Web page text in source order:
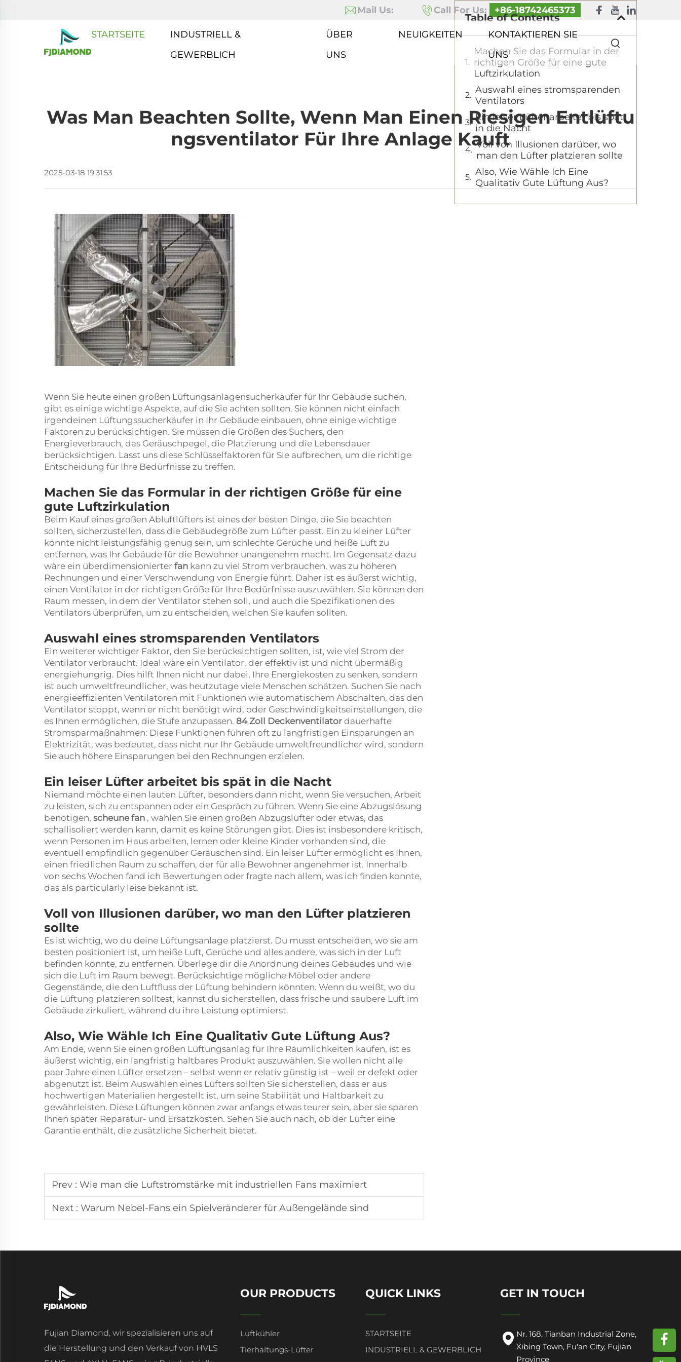
Mail Us: Call For Us: +86-18742465373
STARTSEITE
INDUSTRIELL &
GEWERBLICH
ÜBER
UNS
NEUIGKEITEN
KONTAKTIEREN SIE
UNS
Was Man Beachten Sollte, Wenn Man Einen Riesigen Entlüftu
Ngsventilator Für Ihre Anlage Kauft
2025-03-18 19:31:53
Wenn Sie heute einen großen Lüftungsanlagensucherkäufer für Ihr Gebäude suchen,
gibt es einige wichtige Aspekte, auf die Sie achten sollten. Sie können nicht einfach
irgendeinen Lüftungssucherkäufer in Ihr Gebäude einbauen, ohne einige wichtige
Faktoren zu berücksichtigen. Sie müssen die Größen des Suchers, den
Energieverbrauch, das Geräuschpegel, die Platzierung und die Lebensdauer
berücksichtigen. Lasst uns diese Schlüsselfaktoren für Sie aufbrechen, um die richtige
Entscheidung für Ihre Bedürfnisse zu treffen.
Machen Sie das Formular in der richtigen Größe für eine
gute Luftzirkulation
Beim Kauf eines großen Abluftlüfters ist eines der besten Dinge, die Sie beachten
sollten, sicherzustellen, dass die Gebäudegröße zum Lüfter passt. Ein zu kleiner Lüfter
könnte nicht leistungsfähig genug sein, um schlechte Gerüche und heiße Luft zu
entfernen, was Ihr Gebäude für die Bewohner unangenehm macht. Im Gegensatz dazu
wäre ein überdimensionierter fan kann zu viel Strom verbrauchen, was zu höheren
Rechnungen und einer Verschwendung von Energie führt. Daher ist es äußerst wichtig,
einen Ventilator in der richtigen Größe für Ihre Bedürfnisse auszuwählen. Sie können den
Raum messen, in dem der Ventilator stehen soll, und auch die Spezifikationen des
Ventilators überprüfen, um zu entscheiden, welchen Sie kaufen sollten.
Auswahl eines stromsparenden Ventilators
Ein weiterer wichtiger Faktor, den Sie berücksichtigen sollten, ist, wie viel Strom der
Ventilator verbraucht. Ideal wäre ein Ventilator, der effektiv ist und nicht übermäßig
energiehungrig. Dies hilft Ihnen nicht nur dabei, Ihre Energiekosten zu senken, sondern
ist auch umweltfreundlicher, was heutzutage viele Menschen schätzen. Suchen Sie nach
energieeffizienten Ventilatoren mit Funktionen wie automatischem Abschalten, das den
Ventilator stoppt, wenn er nicht benötigt wird, oder Geschwindigkeitseinstellungen, die
es Ihnen ermöglichen, die Stufe anzupassen. 84 Zoll Deckenventilator dauerhafte
Stromsparmaßnahmen: Diese Funktionen führen oft zu langfristigen Einsparungen an
Elektrizität, was bedeutet, dass nicht nur Ihr Gebäude umweltfreundlicher wird, sondern
Sie auch höhere Einsparungen bei den Rechnungen erzielen.
Ein leiser Lüfter arbeitet bis spät in die Nacht
Niemand möchte einen lauten Lüfter, besonders dann nicht, wenn Sie versuchen, Arbeit
zu leisten, sich zu entspannen oder ein Gespräch zu führen. Wenn Sie eine Abzugslösung
benötigen, scheune fan , wählen Sie einen großen Abzugslüfter oder etwas, das
schallisoliert werden kann, damit es keine Störungen gibt. Dies ist insbesondere kritisch,
wenn Personen im Haus arbeiten, lernen oder kleine Kinder vorhanden sind, die
eventuell empfindlich gegenüber Geräuschen sind. Ein leiser Lüfter ermöglicht es Ihnen,
einen friedlichen Raum zu schaffen, der für alle Bewohner angenehmer ist. Innerhalb
von sechs Wochen fand ich Bewertungen oder fragte nach allem, was ich finden konnte,
das als particularly leise bekannt ist.
Voll von Illusionen darüber, wo man den Lüfter platzieren
sollte
Es ist wichtig, wo du deine Lüftungsanlage platzierst. Du musst entscheiden, wo sie am
besten positioniert ist, um heiße Luft, Gerüche und alles andere, was sich in der Luft
befinden könnte, zu entfernen. Überlege dir die Anordnung deines Gebäudes und wie
sich die Luft im Raum bewegt. Berücksichtige mögliche Möbel oder andere
Gegenstände, die den Luftfluss der Lüftung behindern könnten. Wenn du weißt, wo du
die Lüftung platzieren solltest, kannst du sicherstellen, dass frische und saubere Luft im
Gebäude zirkuliert, während du ihre Leistung optimierst.
Also, Wie Wähle Ich Eine Qualitativ Gute Lüftung Aus?
Am Ende, wenn Sie einen großen Lüftungsanlag für Ihre Räumlichkeiten kaufen, ist es
äußerst wichtig, ein langfristig haltbares Produkt auszuwählen. Sie wollen nicht alle
paar Jahre einen Lüfter ersetzen – selbst wenn er relativ günstig ist – weil er defekt oder
abgenutzt ist. Beim Auswählen eines Lüfters sollten Sie sicherstellen, dass er aus
hochwertigen Materialien hergestellt ist, um seine Stabilität und Haltbarkeit zu
gewährleisten. Diese Lüftungen können zwar anfangs etwas teurer sein, aber sie sparen
Ihnen später Reparatur- und Ersatzkosten. Sehen Sie auch nach, ob der Lüfter eine
Garantie enthält, die zusätzliche Sicherheit bietet.
Prev : Wie man die Luftstromstärke mit industriellen Fans maximiert
Next : Warum Nebel-Fans ein Spielveränderer für Außengelände sind
Table of Contents
Machen Sie das Formular in der
richtigen Größe für eine gute
Luftzirkulation
Auswahl eines stromsparenden
Ventilators
Ein leiser Lüfter arbeitet bis spät
in die Nacht
Voll von Illusionen darüber, wo
man den Lüfter platzieren sollte
Also, Wie Wähle Ich Eine
Qualitativ Gute Lüftung Aus?
Fujian Diamond, wir spezialisieren uns auf
die Herstellung und den Verkauf von HVLS
OUR PRODUCTS
Luftkühler
Tierhaltungs-Lüfter
QUICK LINKS
STARTSEITE
INDUSTRIELL & GEWERBLICH
GET IN TOUCH
Nr. 168, Tianban Industrial Zone,
Xibing Town, Fu'an City, Fujian
Province